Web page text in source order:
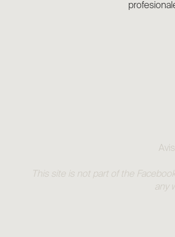
This site is not part of the
any